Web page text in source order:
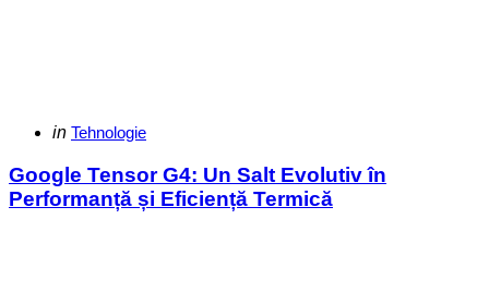
Categories
Posted
in Tehnologie
Google Tensor G4: Un Salt Evolutiv în
Performanță și Eficiență Termică